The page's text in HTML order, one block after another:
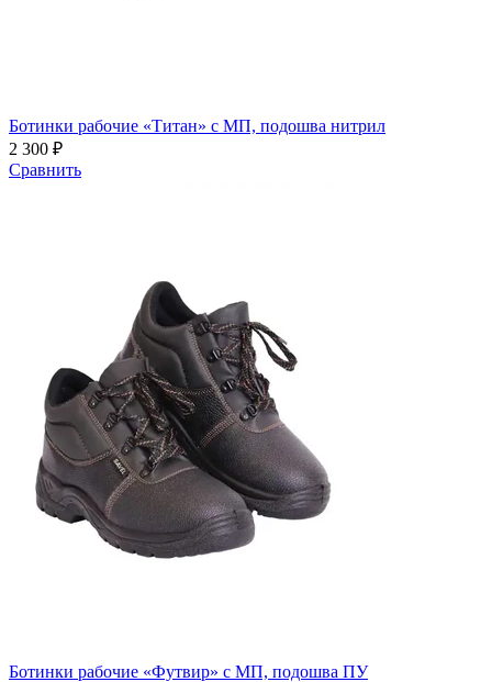
Ботинки рабочие «Титан» с МП, подошва нитрил
2 300 ₽
Сравнить
Ботинки рабочие «Футвир» с МП, подошва ПУ